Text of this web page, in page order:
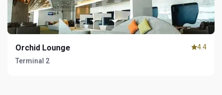
Orchid Lounge
Terminal 2
4.4